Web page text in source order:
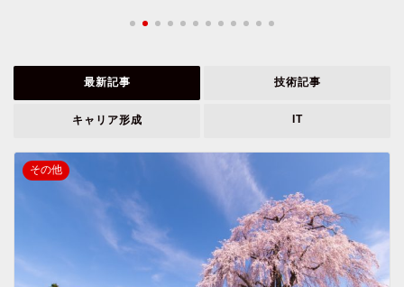
最新記事 技術記事
キャリア形成 IT
その他